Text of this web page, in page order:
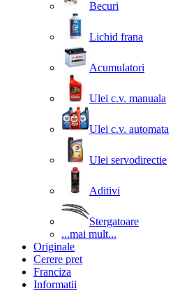
Becuri
Lichid frana
Acumulatori
Ulei c.v. manuala
Ulei c.v. automata
Ulei servodirectie
Aditivi
Stergatoare
...mai mult...
Originale
Cerere pret
Franciza
Informatii